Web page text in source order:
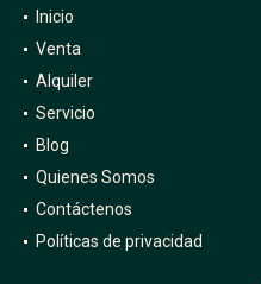
Inicio
Venta
Alquiler
Servicio
Blog
Quienes Somos
Contáctenos
Políticas de privacidad